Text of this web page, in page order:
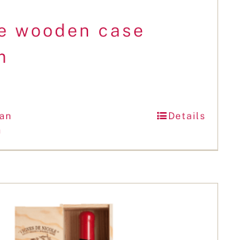
wooden case
Details